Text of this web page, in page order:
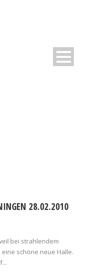
28.02.2010
bei strahlendem
schöne neue Halle.